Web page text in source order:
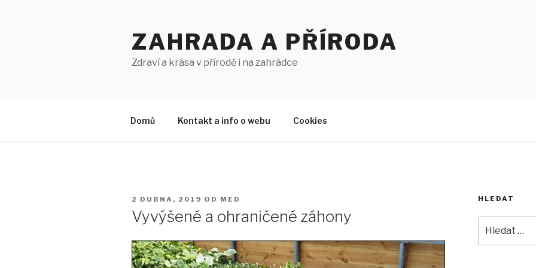
ZAHRADA A PŘÍRODA
Zdraví a krása v přírodě i na zahrádce
Domů Kontakt a info o webu Cookies
PUBLIKOVÁNO
2 DUBNA, 2019 OD MED
Vyvýšené a ohraničené záhony
HLEDAT